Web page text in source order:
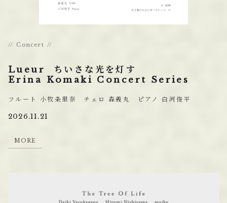
Concert
Lueur ちいさな光を灯す
Erina Komaki Concert Series
フルート 小牧条里奈 チェロ 森義丸 ピアノ 白河俊平
2026.11.21
MORE
MORE